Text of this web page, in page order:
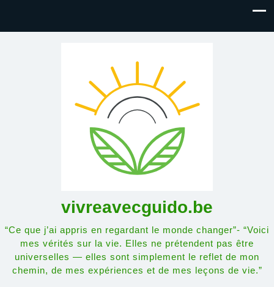
vivreavecguido.be
“Ce que j’ai appris en regardant le monde changer”- “Voici
mes vérités sur la vie. Elles ne prétendent pas être
universelles — elles sont simplement le reflet de mon
chemin, de mes expériences et de mes leçons de vie.”